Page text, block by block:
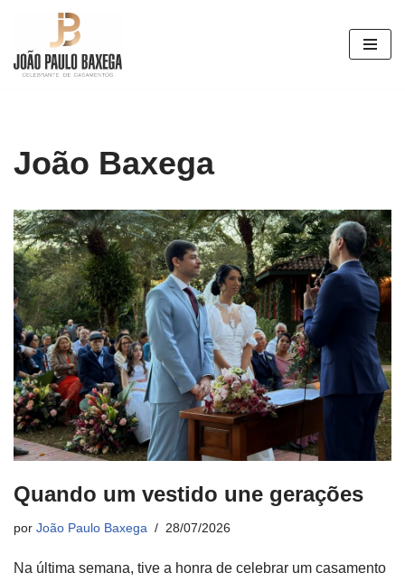
Pular
para
João Baxega
Quando um vestido une gerações
por João Paulo Baxega 28/07/2026
Na última semana, tive a honra de celebrar um casamento